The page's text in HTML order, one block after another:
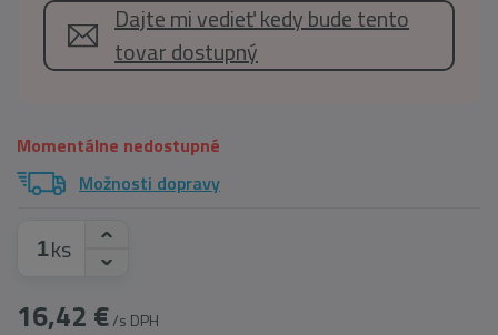
Dajte mi vedieť kedy bude tento
tovar dostupný
Momentálne nedostupné
Možnosti dopravy
ks
16,42 €/s DPH